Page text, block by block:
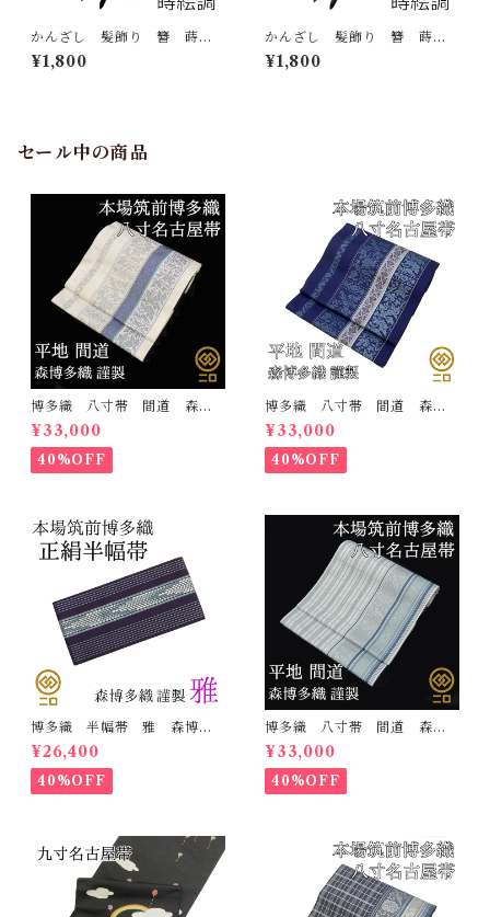
かんざし 髪飾り 簪 蒔絵
調 パール 撫子 赤 銀杏
型 バチ型 2本挿し ヘアア
¥1,800
かんざし 髪飾り 簪 蒔絵
調 パール 撫子 ピンク
銀杏型 バチ型 2本挿し ヘ
¥1,800
セール中の商品
博多織 八寸帯 間道 森博
多織 正絹 日本製 未仕立
て 名古屋帯
¥33,000
40%OFF
博多織 八寸帯 間道 森博
多織 正絹 日本製 未仕立
て 名古屋帯
¥33,000
40%OFF
博多織 半幅帯 雅 森博多
織 正絹 リバーシブル 長
さ/3m78cm 日本製 和装
小袋帯 半巾帯
¥26,400
40%OFF
博多織 八寸帯 間道 森博
多織 正絹 日本製 未仕立
て 名古屋帯
¥33,000
40%OFF